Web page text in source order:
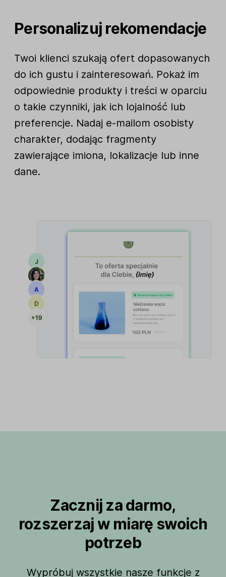
Personalizuj rekomendacje
Twoi klienci szukają ofert dopasowanych
do ich gustu i zainteresowań. Pokaż im
odpowiednie produkty i treści w oparciu
o takie czynniki, jak ich lojalność lub
preferencje. Nadaj e-mailom osobisty
charakter, dodając fragmenty
zawierające imiona, lokalizacje lub inne
dane.
Zacznij za darmo,
rozszerzaj w miarę swoich
potrzeb
Wypróbuj wszystkie nasze funkcje z